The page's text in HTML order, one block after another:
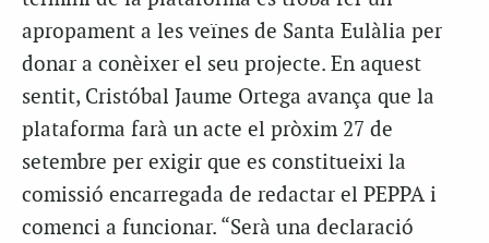
apropament a les veïnes de Santa Eulàlia per
donar a conèixer el seu projecte. En aquest
sentit, Cristóbal Jaume Ortega avança que la
plataforma farà un acte el pròxim 27 de
setembre per exigir que es constitueixi la
comissió encarregada de redactar el PEPPA i
comenci a funcionar. “Serà una declaració